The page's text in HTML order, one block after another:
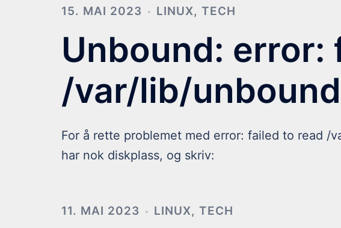
15. MAI 2023 LINUX, TECH
Unbound: error:
/var/lib/
For å rette problemet med error: failed to read /
har nok diskplass, og skriv:
11. MAI 2023 LINUX, TECH